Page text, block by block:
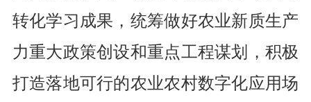
转化学习成果，统筹做好农业新质生产
力重大政策创设和重点工程谋划，积极
打造落地可行的农业农村数字化应用场